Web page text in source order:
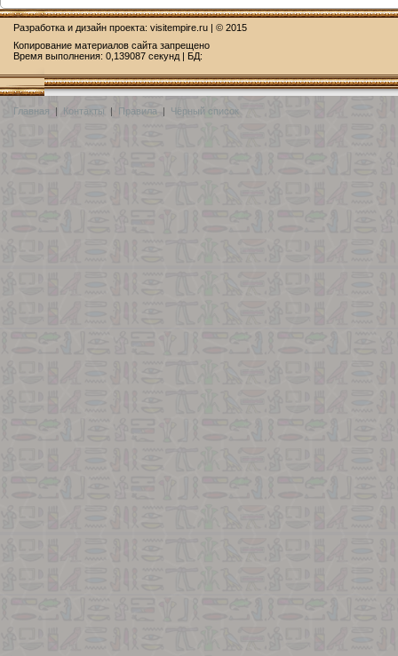
Разработка и дизайн проекта: visitempire.ru | © 2015
Копирование материалов сайта запрещено
Время выполнения: 0,139087 секунд | БД:
Главная | Контакты | Правила | Чёрный список